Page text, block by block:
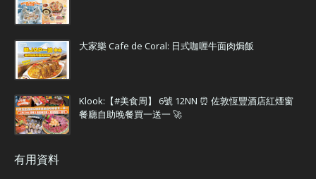
大家樂 Cafe de Coral: 日式咖喱牛面肉焗飯
Klook:【#美食周】 6號 12NN ⏰ 佐敦恆豐酒店紅煙窗
餐廳自助晚餐買一送一 🚀
有用資料